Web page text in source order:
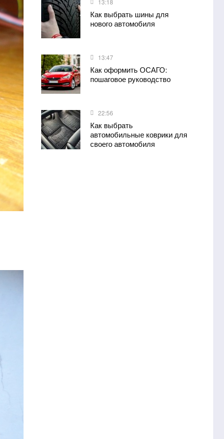
13:18
Как выбрать шины для
нового автомобиля
13:47
Как оформить ОСАГО:
пошаговое руководство
22:56
Как выбрать
автомобильные коврики для
своего автомобиля